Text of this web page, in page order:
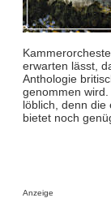
erwarten lässt,
Anthologie
genommen
löblich, denn die
bietet noch
Anzeige